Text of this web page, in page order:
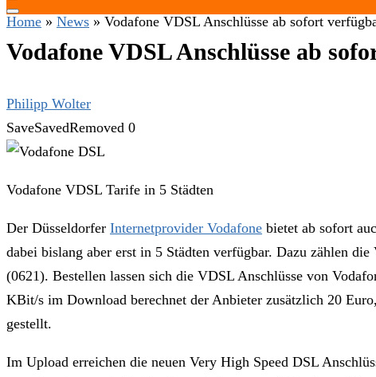
Home » News » Vodafone VDSL Anschlüsse ab sofort
Vodafone VDSL Anschlüsse ab
Philipp Wolter
SaveSavedRemoved 0
Vodafone VDSL Tarife in 5 Städten
Der Düsseldorfer Internetprovider Vodafone bietet ab sofort
dabei bislang aber erst in 5 Städten verfügbar. Dazu zählen
(0621). Bestellen lassen sich die VDSL Anschlüsse von
KBit/s im Download berechnet der Anbieter zusätzlich 20
gestellt.
Im Upload erreichen die neuen Very High Speed DSL